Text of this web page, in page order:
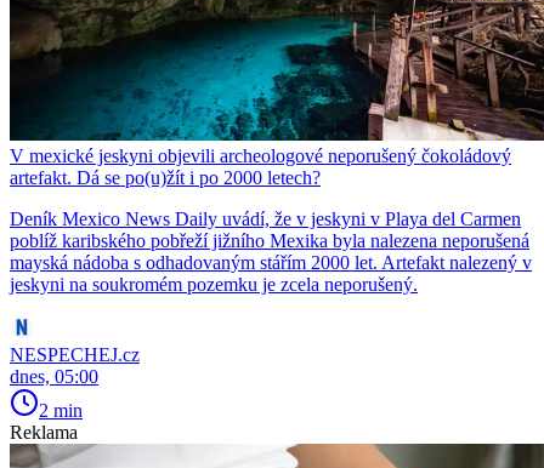
V mexické jeskyni objevili archeologové neporušený čokoládový
artefakt. Dá se po(u)žít i po 2000 letech?
Deník Mexico News Daily uvádí, že v jeskyni v Playa del Carmen
poblíž karibského pobřeží jižního Mexika byla nalezena neporušená
mayská nádoba s odhadovaným stářím 2000 let. Artefakt nalezený v
jeskyni na soukromém pozemku je zcela neporušený.
NESPECHEJ.cz
dnes, 05:00
2 min
Reklama